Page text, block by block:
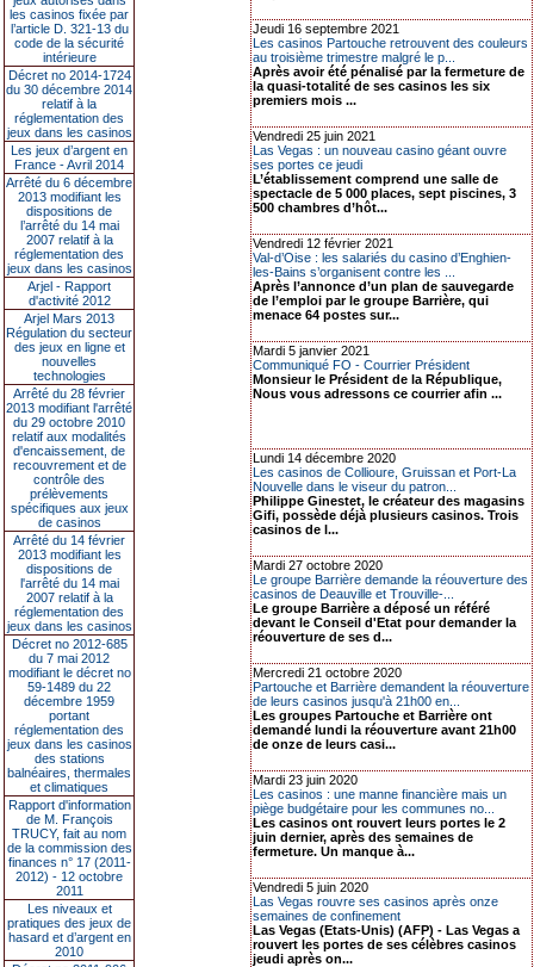
les casinos fixée par
l’article D. 321-13 du
code de la sécurité
intérieure
Décret no 2014-1724
du 30 décembre 2014
relatif à la
réglementation des
jeux dans les casinos
Les jeux d’argent en
France - Avril 2014
Arrêté du 6 décembre
2013 modifiant les
dispositions de
l’arrêté du 14 mai
2007 relatif à la
réglementation des
jeux dans les casinos
Arjel - Rapport
d'activité 2012
Arjel Mars 2013
Régulation du secteur
des jeux en ligne et
nouvelles
technologies
Arrêté du 28 février
2013 modifiant l'arrêté
du 29 octobre 2010
relatif aux modalités
d'encaissement, de
recouvrement et de
contrôle des
prélèvements
spécifiques aux jeux
de casinos
Arrêté du 14 février
2013 modifiant les
dispositions de
l'arrêté du 14 mai
2007 relatif à la
réglementation des
jeux dans les casinos
Décret no 2012-685
du 7 mai 2012
modifiant le décret no
59-1489 du 22
décembre 1959
portant
réglementation des
jeux dans les casinos
des stations
balnéaires, thermales
et climatiques
Rapport d'information
de M. François
TRUCY, fait au nom
de la commission des
finances n° 17 (2011-
2012) - 12 octobre
2011
Les niveaux et
pratiques des jeux de
hasard et d’argent en
2010
Jeudi 16 septembre 2021
Les casinos Partouche retrouvent des couleurs
au troisième trimestre malgré le p...
Après avoir été pénalisé par la fermeture de
la quasi-totalité de ses casinos les six
premiers mois ...
Vendredi 25 juin 2021
Las Vegas : un nouveau casino géant ouvre
ses portes ce jeudi
L’établissement comprend une salle de
spectacle de 5 000 places, sept piscines, 3
500 chambres d’hôt...
Vendredi 12 février 2021
Val-d’Oise : les salariés du casino d’Enghien-
les-Bains s’organisent contre les ...
Après l’annonce d’un plan de sauvegarde
de l’emploi par le groupe Barrière, qui
menace 64 postes sur...
Mardi 5 janvier 2021
Communiqué FO - Courrier Président
Monsieur le Président de la République,
Nous vous adressons ce courrier afin ...
Lundi 14 décembre 2020
Les casinos de Collioure, Gruissan et Port-La
Nouvelle dans le viseur du patron...
Philippe Ginestet, le créateur des magasins
Gifi, possède déjà plusieurs casinos. Trois
casinos de l...
Mardi 27 octobre 2020
Le groupe Barrière demande la réouverture des
casinos de Deauville et Trouville-...
Le groupe Barrière a déposé un référé
devant le Conseil d'Etat pour demander la
réouverture de ses d...
Mercredi 21 octobre 2020
Partouche et Barrière demandent la réouverture
de leurs casinos jusqu'à 21h00 en...
Les groupes Partouche et Barrière ont
demandé lundi la réouverture avant 21h00
de onze de leurs casi...
Mardi 23 juin 2020
Les casinos : une manne financière mais un
piège budgétaire pour les communes no...
Les casinos ont rouvert leurs portes le 2
juin dernier, après des semaines de
fermeture. Un manque à...
Vendredi 5 juin 2020
Las Vegas rouvre ses casinos après onze
semaines de confinement
Las Vegas (Etats-Unis) (AFP) - Las Vegas a
rouvert les portes de ses célèbres casinos
jeudi après on...